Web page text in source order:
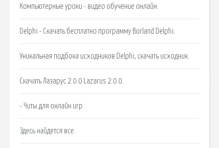
Компьютерные уроки - видео обучение онлайн.
Delphi - Скачать бесплатно программу Borland Delphi.
Уникальная подбока исходников Delphi, скачать исходник.
Скачать Лазарус 2.0.0 Lazarus 2.0.0.
- Читы для онлайн игр.
Здесь найдется все.